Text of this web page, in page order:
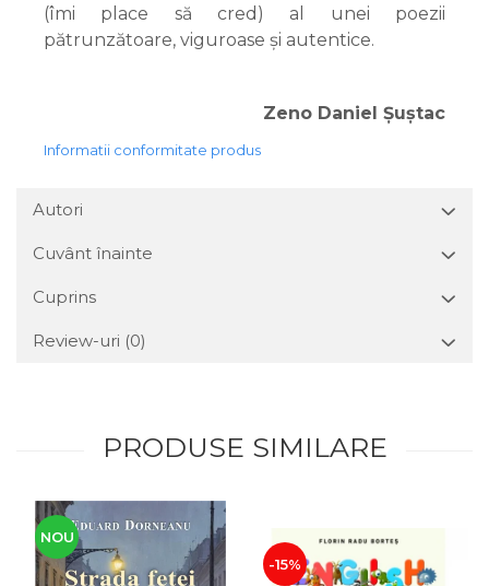
(îmi place să cred) al unei poezii
pătrunzătoare, viguroase și autentice.
Zeno Daniel Șuștac
Informatii conformitate produs
Autori
Cuvânt înainte
Cuprins
Review-uri (0)
PRODUSE SIMILARE
NOU
-15%